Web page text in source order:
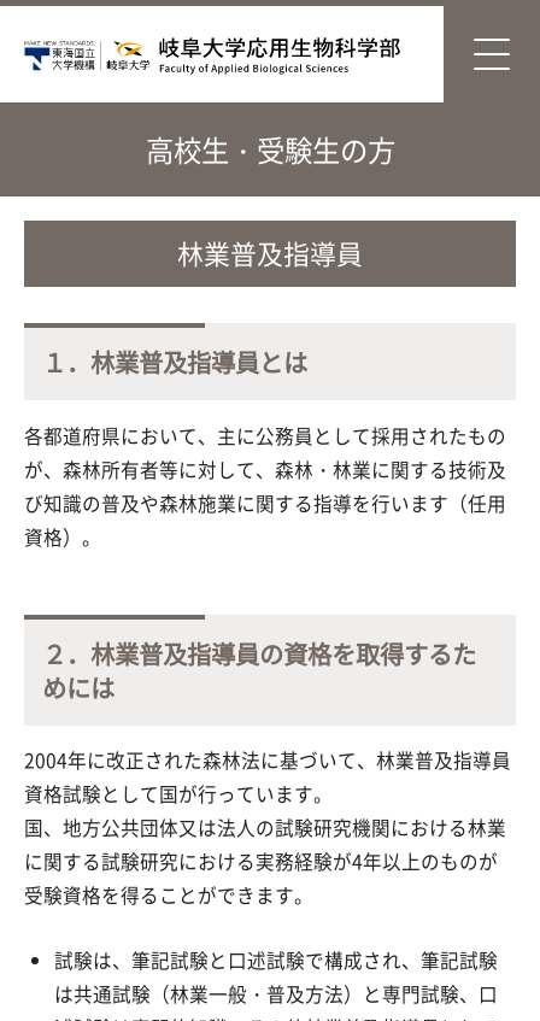
高校生・受験生の方
林業普及指導員
１．林業普及指導員とは
各都道府県において、主に公務員として採用されたもの
が、森林所有者等に対して、森林・林業に関する技術及
び知識の普及や森林施業に関する指導を行います（任用
資格）。
２．林業普及指導員の資格を取得するた
めには
2004年に改正された森林法に基づいて、林業普及指導員
資格試験として国が行っています。
国、地方公共団体又は法人の試験研究機関における林業
に関する試験研究における実務経験が4年以上のものが
受験資格を得ることができます。
試験は、筆記試験と口述試験で構成され、筆記試験
は共通試験（林業一般・普及方法）と専門試験、口